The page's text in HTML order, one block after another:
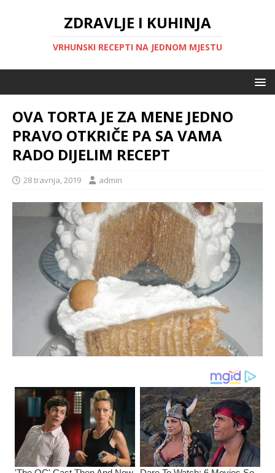
ZDRAVLJE I KUHINJA
VRHUNSKI RECEPTI NA JEDNOM MJESTU
OVA TORTA JE ZA MENE JEDNO
PRAVO OTKRIČE PA SA VAMA
RADO DIJELIM RECEPT
28 travnja, 2019 admin